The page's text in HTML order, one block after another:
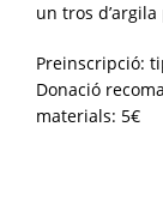
un tros
Preinscripció:
Donació
materials: 5€